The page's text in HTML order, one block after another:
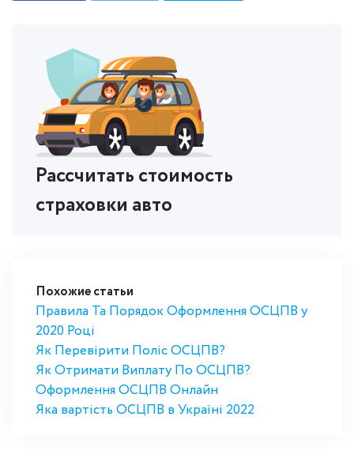
Рассчитать стоимость
страховки авто
Похожие статьи
Правила Та Порядок Оформлення ОСЦПВ у
2020 Році
Як Перевірити Поліс ОСЦПВ?
Як Отримати Виплату По ОСЦПВ?
Оформлення ОСЦПВ Онлайн
Яка вартість ОСЦПВ в Україні 2022